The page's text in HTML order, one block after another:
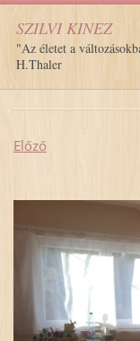
SZILVI KINEZ
"Az életet a
H.Thaler
Előző